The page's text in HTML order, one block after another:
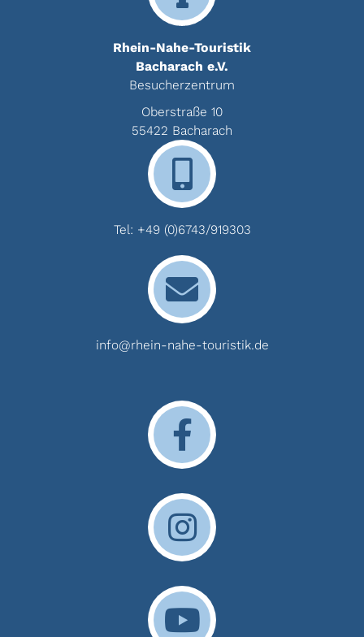
Rhein-Nahe-Touristik
Bacharach e.V.
Besucherzentrum
Oberstraße 10
55422 Bacharach
Tel: +49 (0)6743/919303
info@rhein-nahe-touristik.de